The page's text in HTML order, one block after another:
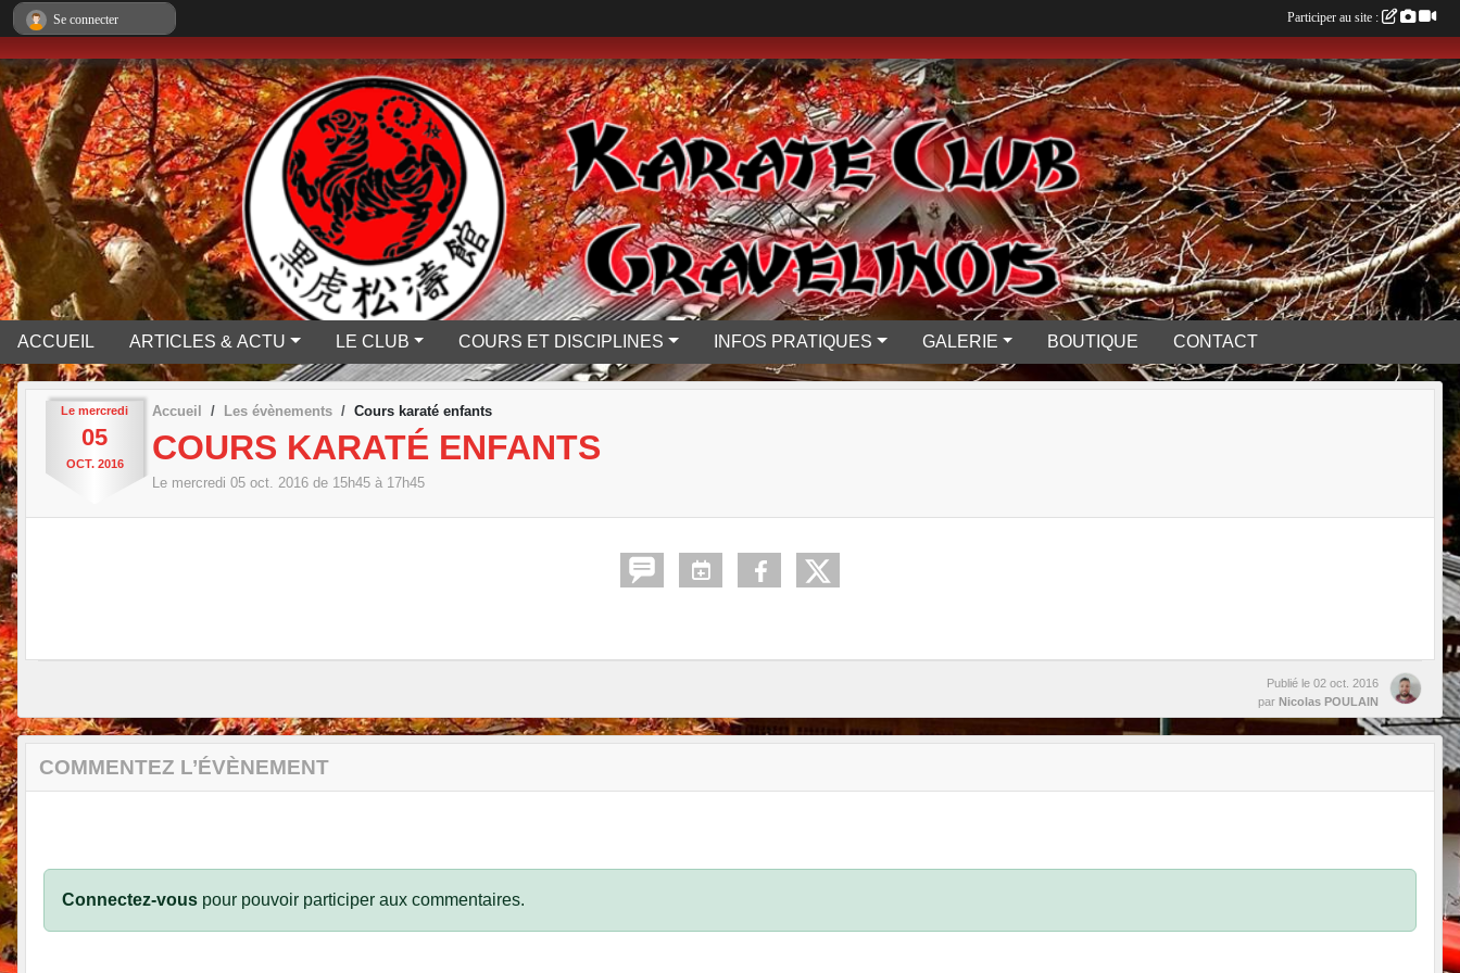
ACCUEIL ARTICLES & ACTU LE CLUB COURS ET DISCIPLINES INFOS PRATIQUES GALERIE BOUTIQUE CONTACT
Le mercredi
05
OCT. 2016
Accueil Les évènements Cours karaté enfants
COURS KARATÉ ENFANTS
Le mercredi 05 oct. 2016 de 15h45 à 17h45
Publié le 02 oct. 2016
par Nicolas POULAIN
COMMENTEZ L’ÉVÈNEMENT
Connectez-vous pour pouvoir participer aux commentaires.
Se connecter Participer au site :
Panneau de gestion des cookies